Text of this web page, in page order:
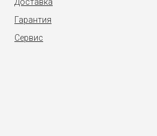
Гарантия
Сервис